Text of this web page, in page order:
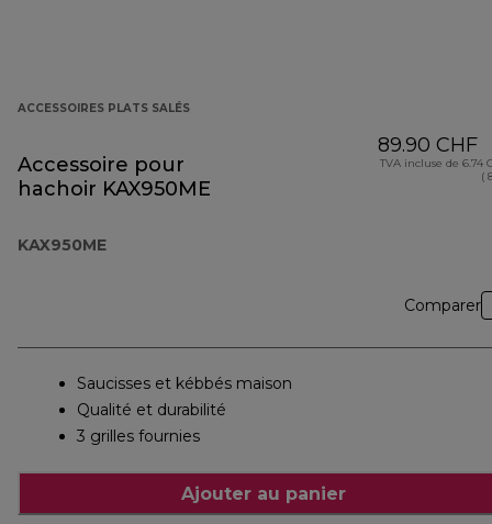
ACCESSOIRES PLATS SALÉS
Accessoire pour
hachoir KAX950ME
KAX950ME
89.90 CHF
TVA incluse de 6.74
(
Comparer
Saucisses et kébbés maison
Qualité et durabilité
3 grilles fournies
Ajouter au panier